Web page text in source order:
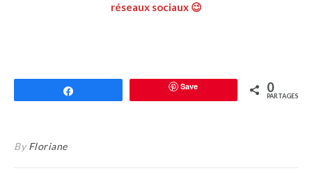
réseaux sociaux 😉
Save 0
PARTAGES
ByFloriane